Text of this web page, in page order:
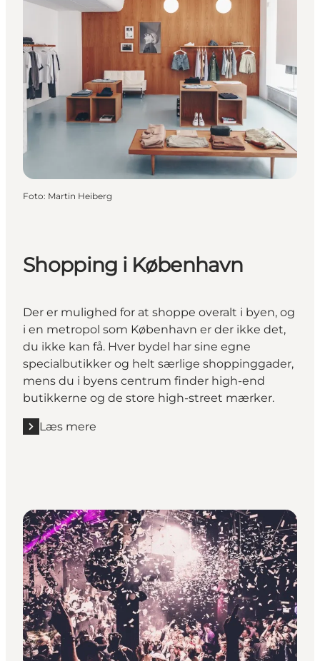
Foto: Martin Heiberg
Shopping i København
Der er mulighed for at shoppe overalt i byen, og
i en metropol som København er der ikke det,
du ikke kan få. Hver bydel har sine egne
specialbutikker og helt særlige shoppinggader,
mens du i byens centrum finder high-end
butikkerne og de store high-street mærker.
Læs mere